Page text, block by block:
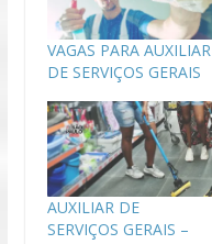
VAGAS PARA AUXILIAR
DE SERVIÇOS GERAIS
AUXILIAR DE
SERVIÇOS GERAIS –